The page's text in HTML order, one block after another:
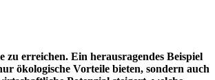
zu erreichen. Ein herausragendes Beispiel
ökologische Vorteile bieten, sondern auch